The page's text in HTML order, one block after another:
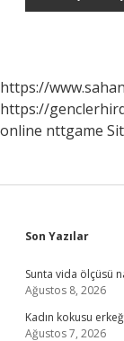
https://
https://
online nttgame
Son Yazılar
Sunta vida ölçüsü
Ağustos 8, 2026
Kadın kokusu
Ağustos 7, 2026